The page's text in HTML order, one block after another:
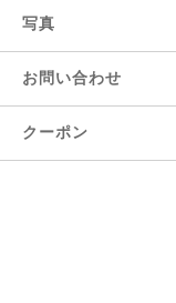
写真
お問い合わせ
クーポン